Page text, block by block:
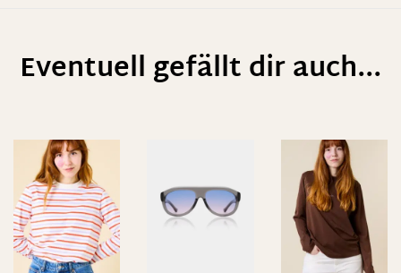
Eventuell gefällt dir auch...